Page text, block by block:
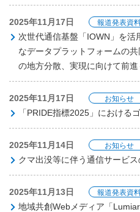
2025年11月17日 報道発表資
次世代通信基盤「IOWN」を活
なデータプラットフォームの
の地方分散、実現に向けて前進
2025年11月17日 お知らせ
「PRIDE指標2025」における
2025年11月14日 お知らせ
クマ出没等に伴う通信サービ
2025年11月13日 報道発表資
地域共創Webメディア「